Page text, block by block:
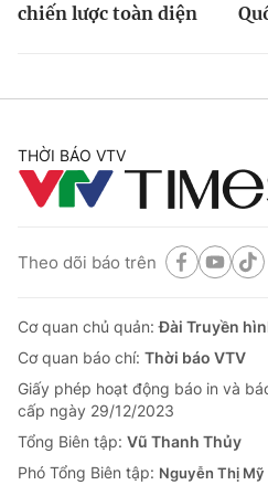
chiến lược toàn diện
THỜI BÁO VTV
Theo dõi báo trên
Cơ quan chủ quản:Đài Truyền
Cơ quan báo chí: Thời báo VTV
Giấy phép hoạt động báo in và
cấp ngày 29/12/2023
Tổng Biên tập: Vũ Thanh Thủy
Phó Tổng Biên tập: Nguyễn Thị Mỹ